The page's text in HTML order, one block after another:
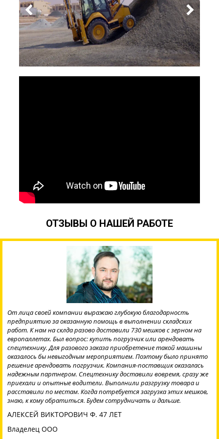
ОТЗЫВЫ О НАШЕЙ РАБОТЕ
От лица своей компании выражаю глубокую благодарность
предприятию за оказанную помощь в выполнении складских
работ. К нам на склда разово доставили 730 мешков с зерном на
европаллетах. Был вопрос: купить погрузчик или арендовать
спецтехнику. Для разового заказа приобретение такой машины
оказалось бы невыгодным мероприятием. Поэтому было принято
решение арендовать погрузчик. Компания-поставщик оказалась
надежным партнером. Спецтехнику доставили вовремя, сразу же
приехали и опытные водители. Выполнили разгрузку товара и
расставили по местам. Когда потребуется загрузка этих мешков,
знаю, к кому обратиться. Будем сотрудничать и дальше.
АЛЕКСЕЙ ВИКТОРОВИЧ Ф. 47 ЛЕТ
Владелец ООО